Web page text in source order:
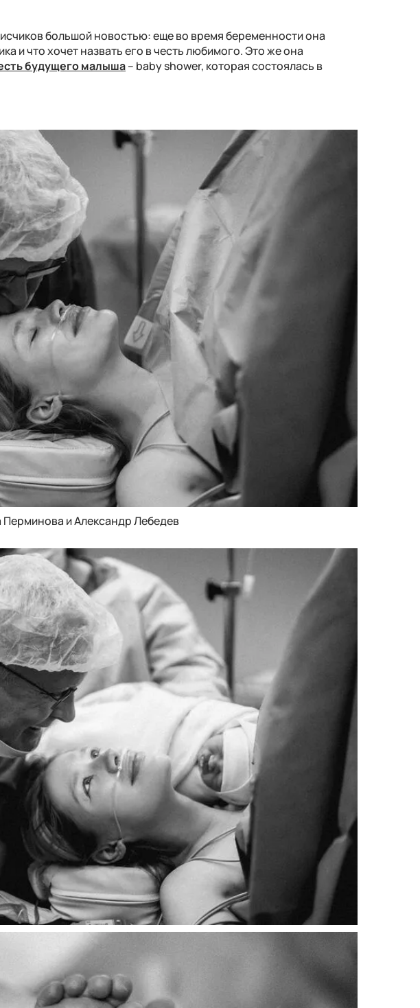
большой новостью: еще во время беременности она
и что хочет назвать его в честь любимого. Это же она
будущего малыша– baby shower, которая состоялась в
Перминова и Александр Лебедев